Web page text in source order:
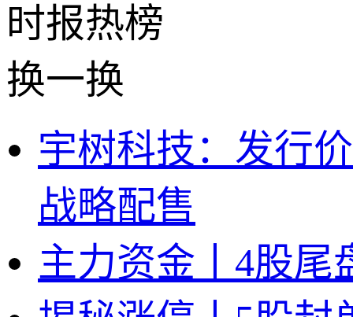
时报热榜
换一换
宇树科技：发行
战略配售
主力资金丨4股尾